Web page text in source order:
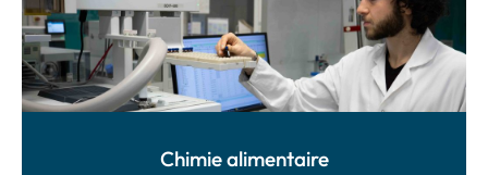
Chimie alimentaire